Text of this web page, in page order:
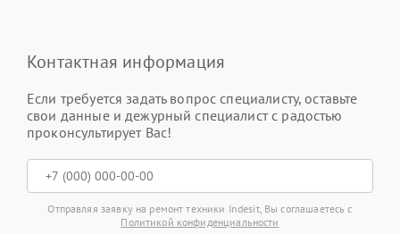
Контактная информация
Если требуется задать вопрос специалисту, оставьте
свои данные и дежурный специалист с радостью
проконсультирует Вас!
Отправляя заявку на ремонт техники Indesit, Вы соглашаетесь с
Политикой конфиденциальности